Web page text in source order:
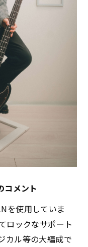
コメント
を使用していま
ロックなサポート
カル等の大編成で